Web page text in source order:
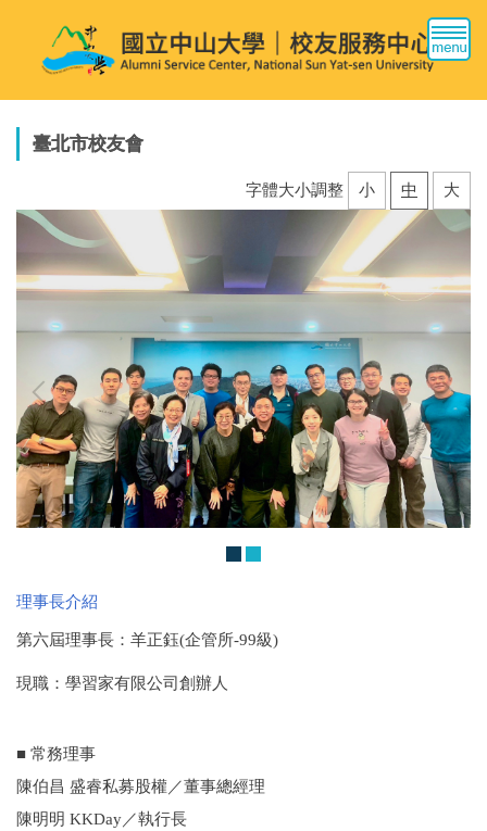
區
臺北市校友會
字體大小調整 小 中 大
理事長介紹
第六屆理事長：羊正鈺(企管所-99級)
現職：學習家有限公司創辦人
■ 常務理事
陳伯昌 盛睿私募股權／董事總經理
陳明明 KKDay／執行長